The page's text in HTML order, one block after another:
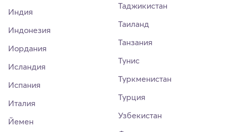
Индия
Индонезия
Иордания
Исландия
Испания
Италия
Йемен
Таджикистан
Таиланд
Танзания
Тунис
Туркменистан
Турция
Узбекистан